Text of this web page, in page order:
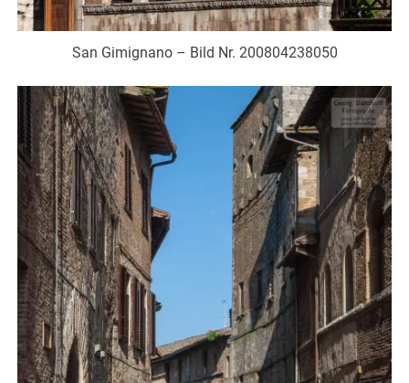
San Gimignano – Bild Nr. 200804238050